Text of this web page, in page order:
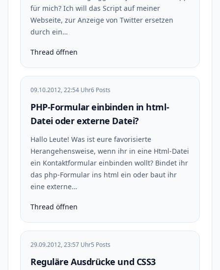
für mich? Ich will das Script auf meiner
Webseite, zur Anzeige von Twitter ersetzen
durch ein…
Thread öffnen
09.10.2012, 22:54 Uhr6 Posts
PHP-Formular einbinden in html-
Datei oder externe Datei?
Hallo Leute! Was ist eure favorisierte
Herangehensweise, wenn ihr in eine Html-Datei
ein Kontaktformular einbinden wollt? Bindet ihr
das php-Formular ins html ein oder baut ihr
eine externe…
Thread öffnen
29.09.2012, 23:57 Uhr5 Posts
Reguläre Ausdrücke und CSS3